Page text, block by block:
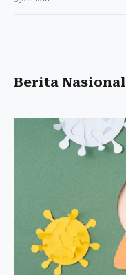
Berita Nasional